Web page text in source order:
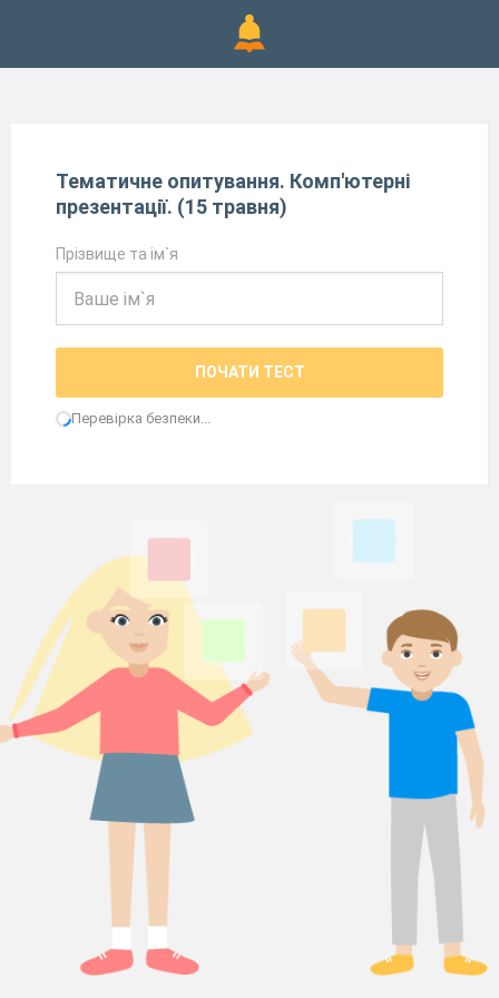
Тематичне опитування. Комп'ютерні
презентації. (15 травня)
Прізвище та ім`я
ПОЧАТИ ТЕСТ
Перевірка безпеки...